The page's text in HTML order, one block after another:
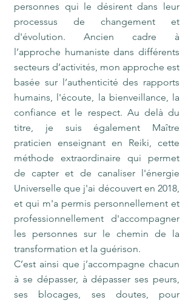
personnes qui le désirent dans leur
processus de changement et
d'évolution. Ancien cadre à
l’approche humaniste dans différents
secteurs d’activités, mon approche est
basée sur l’authenticité des rapports
humains, l'écoute, la bienveillance, la
confiance et le respect. Au delà du
titre, je suis également Maître
praticien enseignant en Reiki, cette
méthode extraordinaire qui permet
de capter et de canaliser l'énergie
Universelle que j'ai découvert en 2018,
et qui m'a permis personnellement et
professionnellement d'accompagner
les personnes sur le chemin de la
transformation et la guérison.
C’est ainsi que j’accompagne chacun
à se dépasser, à dépasser ses peurs,
ses blocages, ses doutes, pour